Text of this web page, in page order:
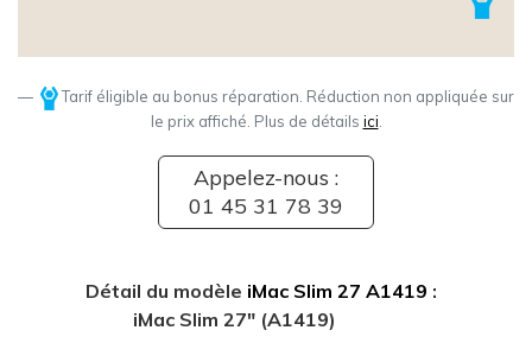
Tarif éligible au bonus réparation. Réduction non appliquée sur
le prix affiché. Plus de détails ici
Appelez-nous :
01 45 31 78 39
Détail du modèle iMac Slim 27 A1419 :
iMac Slim 27" (A1419)